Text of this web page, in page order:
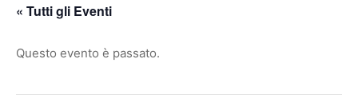
« Tutti gli Eventi
Questo evento è passato.